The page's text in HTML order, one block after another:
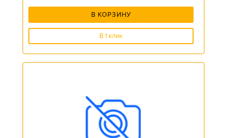
В КОРЗИНУ
В 1 клик